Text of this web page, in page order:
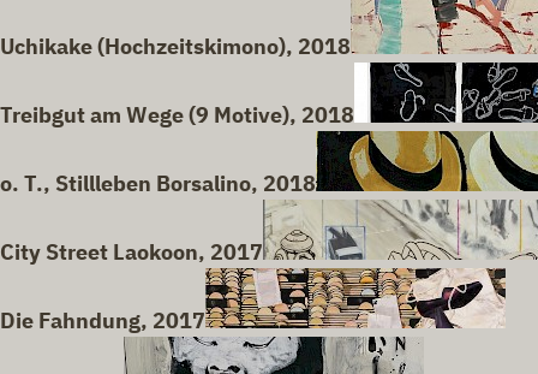
Uchikake (Hochzeitskimono), 2018
Treibgut am Wege (9 Motive), 2018
o. T., Stillleben Borsalino, 2018
City Street Laokoon, 2017
Die Fahndung, 2017